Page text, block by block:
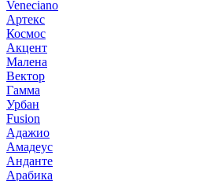
Veneciano
Артекс
Космос
Акцент
Малена
Вектор
Гамма
Урбан
Fusion
Адажио
Амадеус
Анданте
Арабика